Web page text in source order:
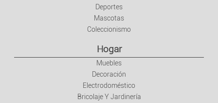
Deportes
Mascotas
Coleccionismo
Hogar
Muebles
Decoración
Electrodoméstico
Bricolaje Y Jardinería